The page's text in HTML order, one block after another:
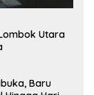
Utara
Baru